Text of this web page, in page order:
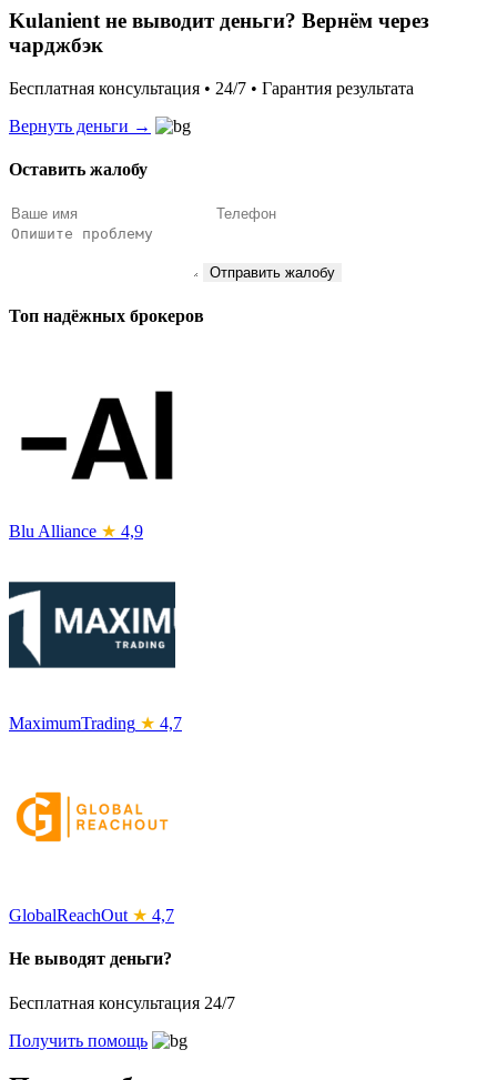
Kulanient не выводит деньги? Вернём через
чарджбэк
Бесплатная консультация • 24/7 • Гарантия результата
Вернуть деньги →
Оставить жалобу
Отправить жалобу
Топ надёжных брокеров
Blu Alliance ★ 4,9
MaximumTrading ★ 4,7
GlobalReachOut ★ 4,7
Не выводят деньги?
Бесплатная консультация 24/7
Получить помощь